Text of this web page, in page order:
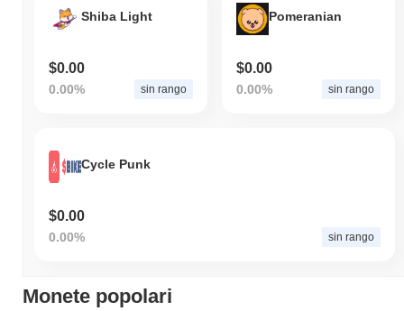
Shiba Light
$0.00
0.00% sin rango
Pomeranian
$0.00
0.00% sin rango
Cycle Punk
$0.00
0.00% sin rango
Monete popolari